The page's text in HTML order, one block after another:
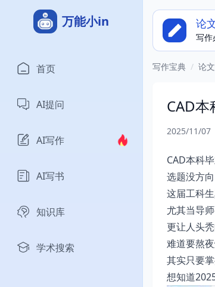
万能小in
首页
AI提问
AI写作
AI写书
知识库
学术搜索
论
写作
写作宝典 / 论文
CAD
2025/11/07
CAD本科
选题没方
这届工科
尤其当导师
更让人头
难道要熬
其实只要
想知道